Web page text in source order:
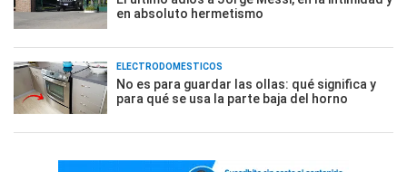
en absoluto hermetismo
ELECTRODOMÉSTICOS
No es para guardar las ollas: qué significa y
para qué se usa la parte baja del horno